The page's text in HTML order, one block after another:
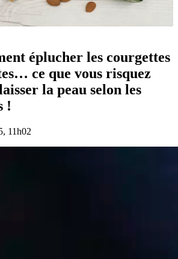
éplucher les courgettes
ce que vous risquez
la peau selon les
!
11h02